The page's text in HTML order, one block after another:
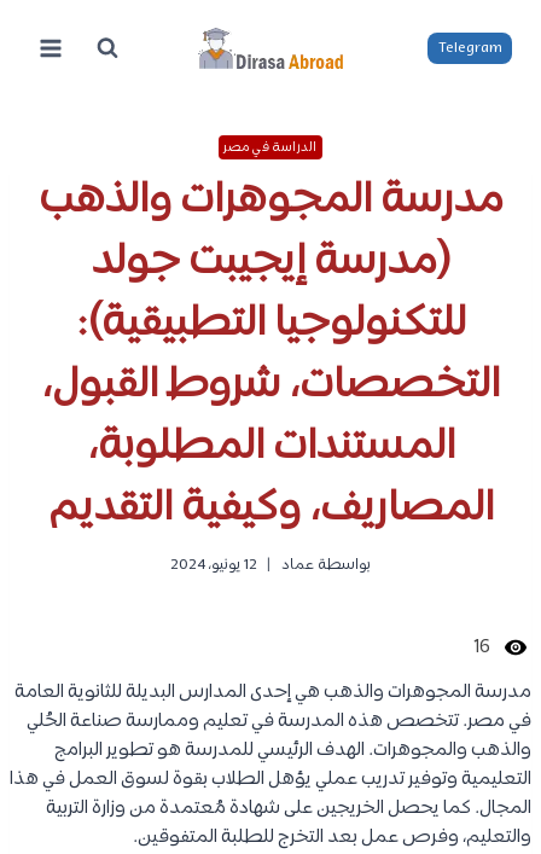
المحتوى
Telegram
الدراسة في مصر
مدرسة المجوهرات والذهب
(مدرسة إيجيبت جولد
للتكنولوجيا التطبيقية):
التخصصات، شروط القبول،
المستندات المطلوبة،
المصاريف، وكيفية التقديم
بواسطة عماد 12 يونيو، 2024
16
مدرسة المجوهرات والذهب هي إحدى المدارس البديلة للثانوية العامة
في مصر. تتخصص هذه المدرسة في تعليم وممارسة صناعة الحُلي
والذهب والمجوهرات. الهدف الرئيسي للمدرسة هو تطوير البرامج
التعليمية وتوفير تدريب عملي يؤهل الطلاب بقوة لسوق العمل في هذا
المجال. كما يحصل الخريجين على شهادة مُعتمدة من وزارة التربية
والتعليم، وفرص عمل بعد التخرج للطلبة المتفوقين.